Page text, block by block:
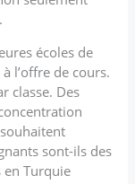
écoles de
l’offre de cours.
classe. Des
sont-ils des
en Turquie